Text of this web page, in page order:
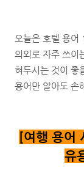
오늘은 호텔 용어
의외로 자주 쓰이
혀두시는 것이 좋
용어만 알아도 손
[여행 용어
유